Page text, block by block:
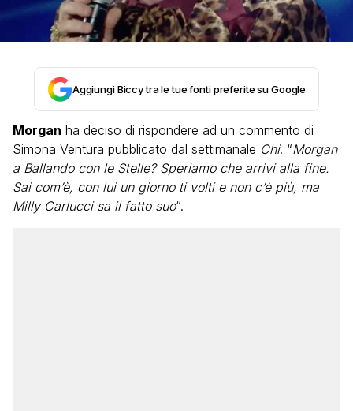
Aggiungi Biccy tra le tue fonti preferite su Google
Morgan ha deciso di rispondere ad un commento di
Simona Ventura pubblicato dal settimanale Chi. “Morgan
a Ballando con le Stelle? Speriamo che arrivi alla fine.
Sai com’è, con lui un giorno ti volti e non c’è più, ma
Milly Carlucci sa il fatto suo“.